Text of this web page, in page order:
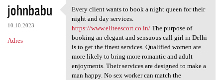
johnbabu
10.10.2023
Adres
Every client wants to book a
Every client wants to book a night queen for their
night and day services.
https://www.eliteescort.co.in/The purpose of
booking an elegant and sensuous call girl in Delhi
is to get the finest services. Qualified women are
more likely to bring more romantic and adult
enjoyments. Their services are designed to make a
man happy. No sex worker can match the